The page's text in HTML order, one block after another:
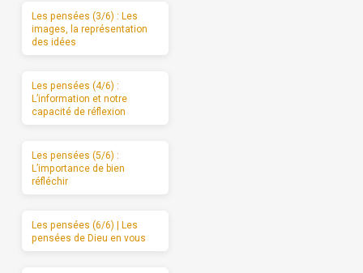
Les pensées (3/6) : Les
images, la représentation
des idées
Les pensées (4/6) :
L’information et notre
capacité de réflexion
Les pensées (5/6) :
L’importance de bien
réfléchir
Les pensées (6/6) | Les
pensées de Dieu en vous